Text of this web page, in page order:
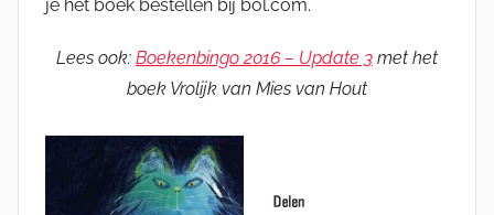
je het boek bestellen bij bol.com.
Lees ook: Boekenbingo 2016 – Update 3 met het
boek Vrolijk van Mies van Hout